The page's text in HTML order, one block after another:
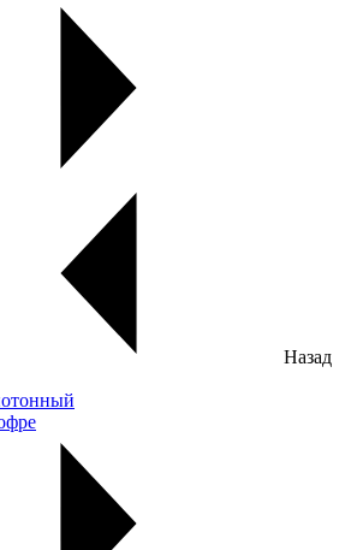
Назад